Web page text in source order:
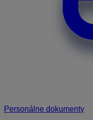
Personálne dokumenty